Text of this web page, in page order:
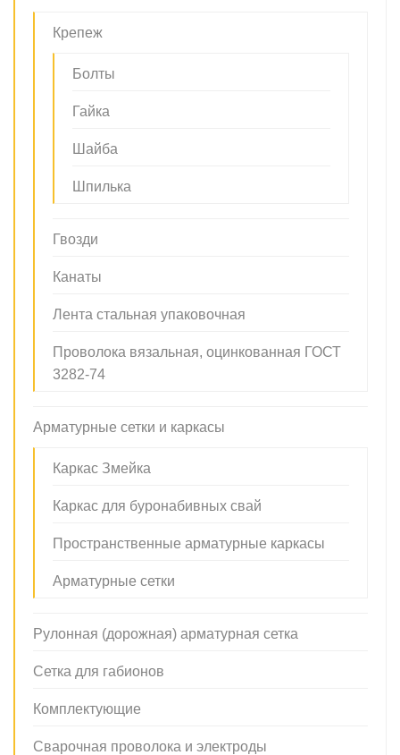
Крепеж
Болты
Гайка
Шайба
Шпилька
Гвозди
Канаты
Лента стальная упаковочная
Проволока вязальная, оцинкованная ГОСТ
3282-74
Арматурные сетки и каркасы
Каркас Змейка
Каркас для буронабивных свай
Пространственные арматурные каркасы
Арматурные сетки
Рулонная (дорожная) арматурная сетка
Сетка для габионов
Комплектующие
Сварочная проволока и электроды